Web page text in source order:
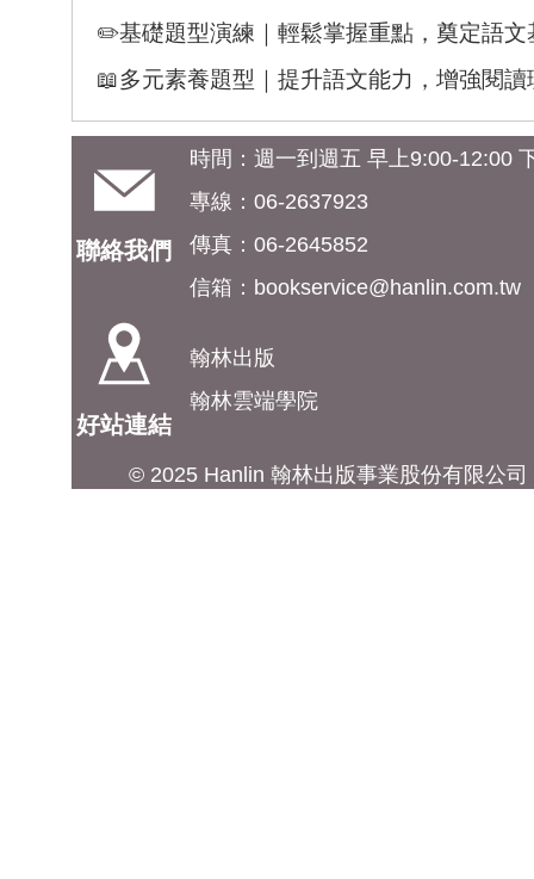
✏️基礎題型演練｜輕鬆掌握重點，奠定語文
📖多元素養題型｜提升語文能力，增強閱讀
聯絡我們
時間：週一到週五 早上9:00-12:00
專線：06-2637923
傳真：06-2645852
信箱： bookservice@hanlin.com.tw
好站連結
翰林出版
翰林雲端學院
© 2025 Hanlin 翰林出版事業股份有限公司